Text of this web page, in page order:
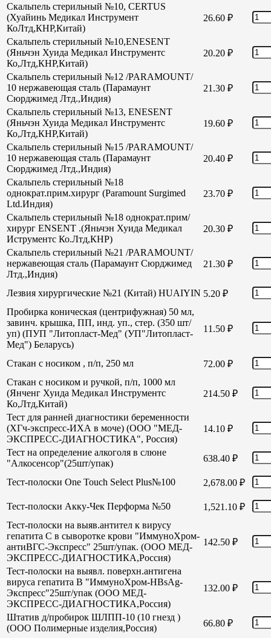
Скальпель стерильный №10, CERTUS
(Хуайинь Медикал Инструмент
КоЛтд,КНР,Китай)
26.60 ₽
Скальпель стерильный №10,ENESENT
(Яньчэн Хуида Медикал Инструментс
Ко,Лтд,КНР,Китай)
20.20 ₽
Скальпель стерильный №12 /PARAMOUNT/
10 нержавеющая сталь (Парамаунт
Сюрджимед Лтд.,Индия)
21.30 ₽
Скальпель стерильный №13, ENESENT
(Яньчэн Хуида Медикал Инструментс
Ко,Лтд,КНР,Китай)
19.60 ₽
Скальпель стерильный №15 /PARAMOUNT/
10 нержавеющая сталь (Парамаунт
Сюрджимед Лтд.,Индия)
20.40 ₽
Скальпель стерильный №18
однократ.прим.хирург (Paramount Surgimed
Ltd.Индия)
23.70 ₽
Скальпель стерильный №18 однократ.прим/
хирург ENSENT .(Яньчэн Хуида Медикал
Иструментс Ко.Лтд,КНР)
20.30 ₽
Скальпель стерильный №21 /PARAMOUNT/
нержавеющая сталь (Парамаунт Сюрджимед
Лтд.,Индия)
21.30 ₽
Лезвия хирургические №21 (Китай) HUAIYIN 5.20 ₽
Пробирка коническая (центрифужная) 50 мл,
завинч. крышка, ПП, инд. уп., стер. (350 шт/
уп) (ПУП "Литопласт-Мед" (УП"Литопласт-
Мед") Беларусь)
11.50 ₽
Стакан с носиком , п/п, 250 мл 72.00 ₽
Стакан с носиком и ручкой, п/п, 1000 мл
(Янченг Хуида Медикал Инструментс
Ко,Лтд,Китай)
214.50 ₽
Тест для ранней диагностики беременности
(ХГч-экспресс-ИХА в моче) (ООО "МЕД-
ЭКСПРЕСС-ДИАГНОСТИКА", Россия)
14.10 ₽
Тест на определение алкоголя в слюне
"Алкосенсор"(25шт/упак)
638.40 ₽
Тест-полоски One Touch Select Plus№100 2,678.00 ₽
Тест-полоски Акку-Чек Перформа №50 1,521.10 ₽
Тест-полоски на выяв.антител к вирусу
гепатита С в сыворотке крови "ИммуноХром-
антиВГС-Экспресс" 25шт/упак. (ООО МЕД-
ЭКСПРЕСС-ДИАГНОСТИКА,Россия)
142.50 ₽
Тест-полоски на выявл. поверхн.антигена
вируса гепатита В "ИммуноХром-HBsAg-
Экспресс"25шт/упак (ООО МЕД-
ЭКСПРЕСС-ДИАГНОСТИКА,Россия)
132.00 ₽
Штатив д/пробирок ШЛПП-10 (10 гнезд )
(ООО Полимерные изделия,Россия)
66.80 ₽